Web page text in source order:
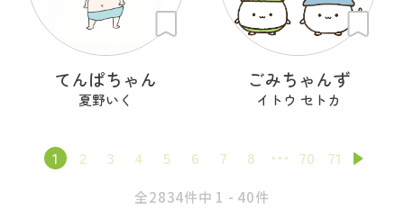
てんぱちゃん
夏野いく
ごみちゃんず
イトウ セトカ
1 2 3 4 5 6 7 8 70 71
全2834件中 1 - 40件